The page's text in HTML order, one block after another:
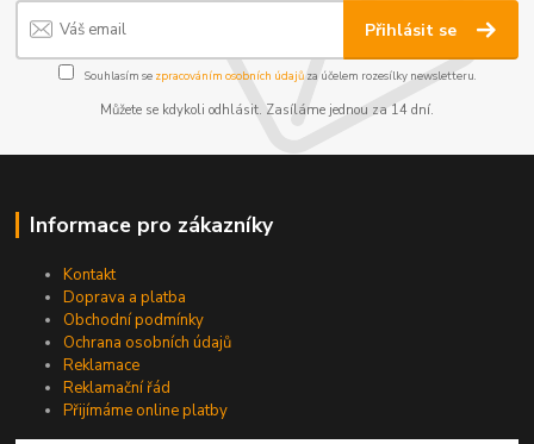
Přihlásit se
Souhlasím se zpracováním osobních údajůza účelem rozesílky newsletteru.
Můžete se kdykoli odhlásit. Zasíláme jednou za 14 dní.
Informace pro zákazníky
Kontakt
Doprava a platba
Obchodní podmínky
Ochrana osobních údajů
Reklamace
Reklamační řád
Přijímáme online platby